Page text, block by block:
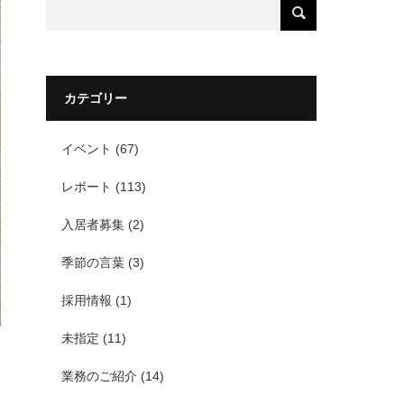
カテゴリー
イベント (67)
レポート (113)
入居者募集 (2)
季節の言葉 (3)
採用情報 (1)
未指定 (11)
業務のご紹介 (14)